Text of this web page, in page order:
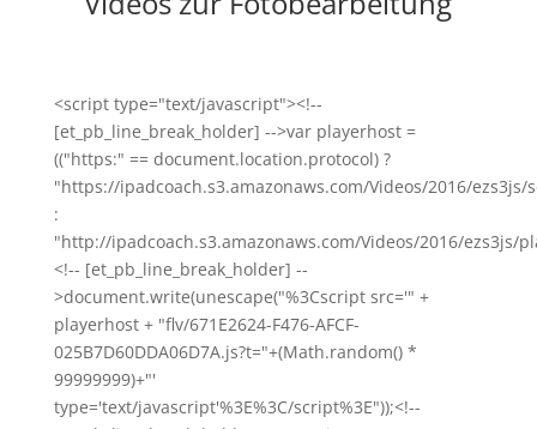
<script type="text/javascript"><!--
[et_pb_line_break_holder] -->var playerhost =
(("https:" == document.location.protocol) ?
"https://ipadcoach.s3.amazonaws.com/Videos/2016/ezs3js/
:
"http://ipadcoach.s3.amazonaws.com/Videos/2016/ezs3js/
<!-- [et_pb_line_break_holder] --
>document.write(unescape("%3Cscript src='" +
playerhost + "flv/671E2624-F476-AFCF-
025B7D60DDA06D7A.js?t="+(Math.random() *
99999999)+"'
type='text/javascript'%3E%3C/script%3E"));<!--